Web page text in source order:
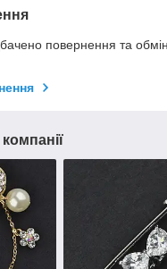
повернення та